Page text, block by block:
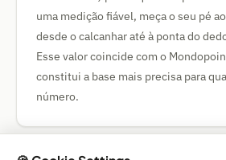
uma medição fiável, meça o seu pé
desde o calcanhar até à ponta do
Esse valor coincide com o
constitui a base mais precisa para
número.